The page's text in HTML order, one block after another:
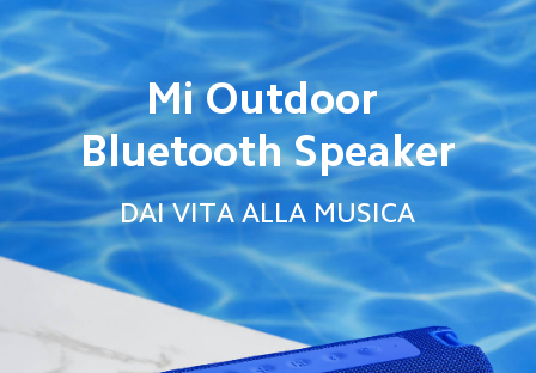
Mi Outdoor
Bluetooth Speaker
DAI VITA ALLA MUSICA